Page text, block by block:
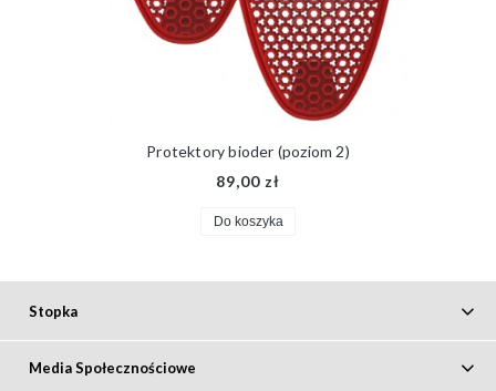
Protektory bioder (poziom 2)
89,00 zł
Do koszyka
Stopka
Media Społecznościowe